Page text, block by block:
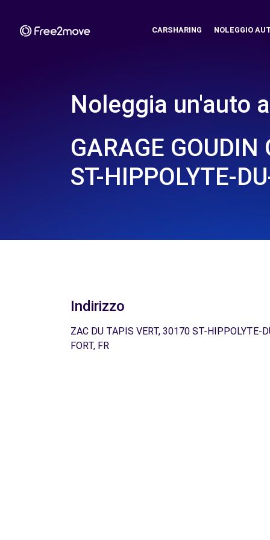
CARSHARING NOLEGGIO
Noleggia un'auto a
GARAGE GOUDIN
ST-HIPPOLYTE-
Indirizzo
ZAC DU TAPIS VERT, 30170 ST-HIPPOLYTE-
FORT, FR